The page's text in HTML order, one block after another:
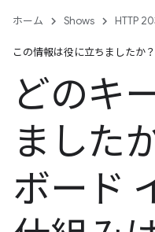
ホーム Shows HTTP
この情報は役に立ちましたか？
どのキ
ました
ボード